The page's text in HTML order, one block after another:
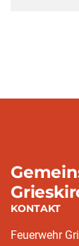
KONTAKT
Feuerwehr